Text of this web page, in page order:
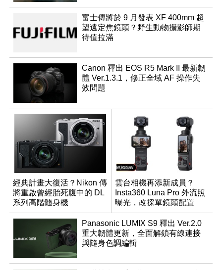
富士傳將於 9 月發表 XF 400mm 超
望遠定焦鏡頭？野生動物攝影師期
待值拉滿
Canon 釋出 EOS R5 Mark II 最新韌
體 Ver.1.3.1，修正全域 AF 操作失
效問題
經典計畫大復活？Nikon 傳
將重啟曾經胎死腹中的 DL
系列高階隨身機
雲台相機再添新成員？
Insta360 Luna Pro 外流照
曝光，改採單鏡頭配置
Panasonic LUMIX S9 釋出 Ver.2.0
重大韌體更新，全面解鎖有線連接
與隨身色調編輯